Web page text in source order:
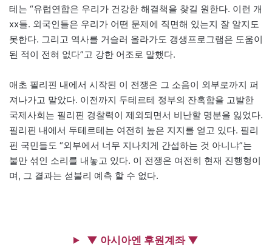
테는 “유럽연합은 우리가 건강한 해결책을 찾길 원한다. 이런 개
xx들. 외국인들은 우리가 어떤 문제에 직면해 있는지 잘 알지도
못한다. 그리고 역사를 거슬러 올라가도 갱생프로그램은 도움이
된 적이 전혀 없다”고 강한 어조로 말했다.
애초 필리핀 내에서 시작된 이 전쟁은 그 소음이 외부로까지 퍼
져나가고 말았다. 이전까지 두테르테 정부의 잔혹함을 고발한
국제사회는 필리핀 경찰력이 제외되면서 비난할 명분을 잃었다.
필리핀 내에서 두테르테는 여전히 높은 지지를 얻고 있다. 필리
핀 국민들도 “외부에서 너무 지나치게 간섭하는 것 아니냐”는
불만 섞인 소리를 내놓고 있다. 이 전쟁은 여전히 현재 진행형이
며, 그 결과는 섣불리 예측 할 수 없다.
▼ 아시아엔 후원계좌 ▼